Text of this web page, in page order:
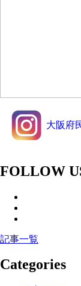
大阪府
FOLLOW
記事一覧
Categories